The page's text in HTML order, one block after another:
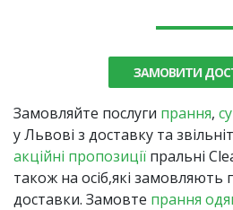
ЗАМОВИТИ
Замовляйте послуги прання,
у Львові з доставку та
акційні пропозиції пральні
також на осіб,які замовляють
доставки. Замовте прання